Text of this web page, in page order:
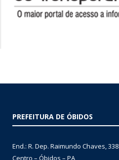
PREFEITURA DE ÓBIDOS
End.: R. Dep. Raimundo Chaves, 338
Centro – Óbidos – PA